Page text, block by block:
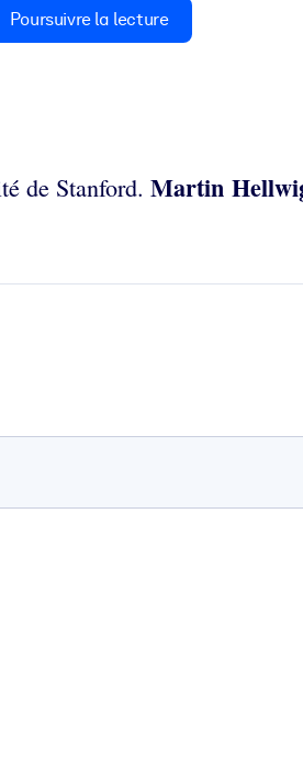
Poursuivre la lecture
de Stanford. Martin